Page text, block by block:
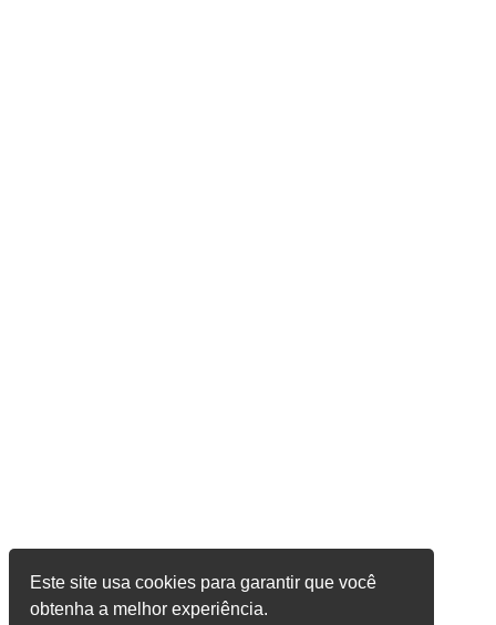
Este site usa cookies para garantir que você
obtenha a melhor experiência.